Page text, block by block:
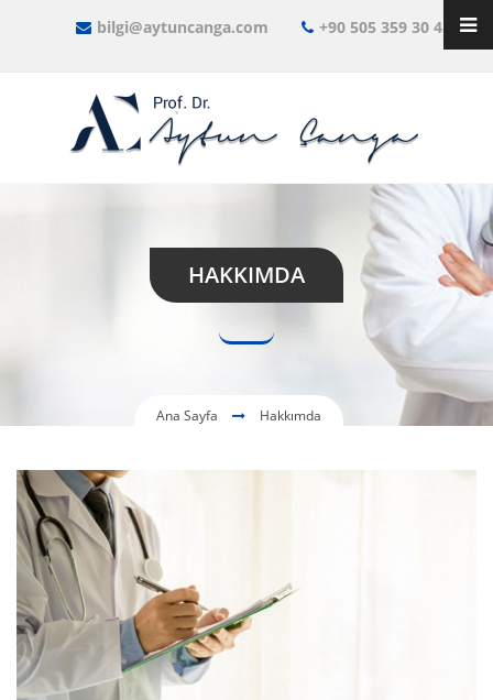
bilgi@aytuncanga.com +90 505 359 30 45
HAKKIMDA
Ana Sayfa Hakkımda